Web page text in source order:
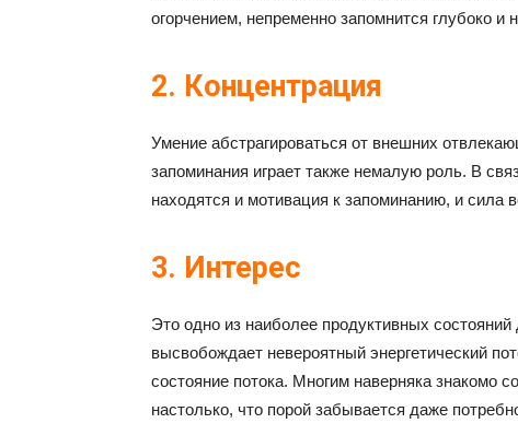
огорчением, непременно запомнится глубоко и
2. Концентрация
Умение абстрагироваться от внешних
запоминания играет также немалую роль. В
находятся и мотивация к запоминанию, и сила
3. Интерес
Это одно из наиболее продуктивных
высвобождает невероятный энергетический
состояние потока. Многим наверняка знакомо
настолько, что порой забывается даже